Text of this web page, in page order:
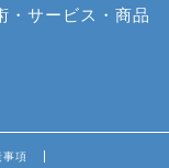
・サービス・商品
事項